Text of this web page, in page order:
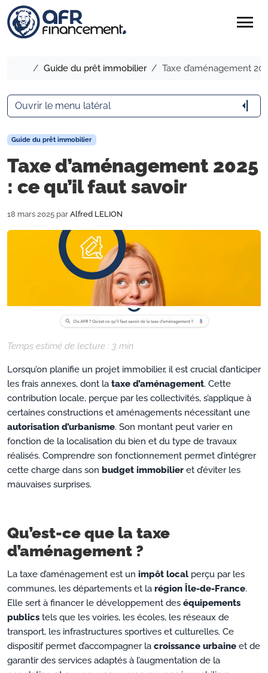
menu
Accueil
Guide du prêt immobilier Taxe d’aménagement
Guide du prêt immobilier
Taxe d’aménagement 2025
: ce qu’il faut savoir
18 mars 2025 par Alfred LELION
Temps estimé de lecture : 3 min
Lorsqu’on planifie un projet immobilier, il est crucial d’anticiper
les frais annexes, dont la taxe d’aménagement. Cette
contribution locale, perçue par les collectivités, s’applique à
certaines constructions et aménagements nécessitant une
autorisation d’urbanisme. Son montant peut varier en
fonction de la localisation du bien et du type de travaux
réalisés. Comprendre son fonctionnement permet d’intégrer
cette charge dans son budget immobilier et d’éviter les
mauvaises surprises.
Qu’est-ce que la taxe
d’aménagement ?
La taxe d’aménagement est un impôt local perçu par les
communes, les départements et la région Île-de-France.
Elle sert à financer le développement des équipements
publics tels que les voiries, les écoles, les réseaux de
transport, les infrastructures sportives et culturelles. Ce
dispositif permet d’accompagner la croissance urbaine et de
garantir des services adaptés à l’augmentation de la
Ouvrir le menu latéral arrow_menu_close